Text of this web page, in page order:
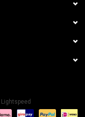
Lightspeed